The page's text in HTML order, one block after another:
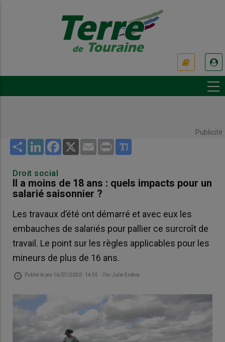
Publicité
Share LinkedInFacebook
X Email Print
Droit social
Il a moins de 18 ans : quels impacts pour un
salarié saisonnier ?
Les travaux d’été ont démarré et avec eux les
embauches de salariés pour pallier ce surcroît de
travail. Le point sur les règles applicables pour les
mineurs de plus de 16 ans.
Publié le jeu 16/07/2020 - 14:55 - Par Julie Estève